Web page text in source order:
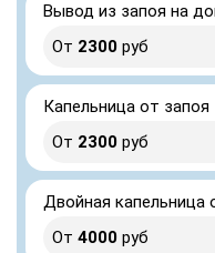
Вывод из запоя на
От 2300 руб
Капельница от запоя
От 2300 руб
Двойная капельница
От 4000 руб